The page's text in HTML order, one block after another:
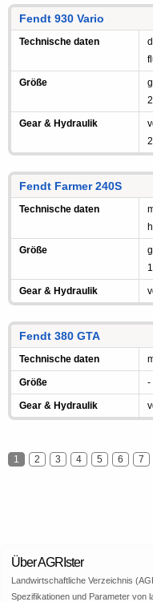
Fendt 930 Vario
Technische daten
Größe
Gear & Hydraulik
Fendt Farmer 240S
Technische daten
Größe
Gear & Hydraulik
Fendt 380 GTA
Technische daten
Größe -
Gear & Hydraulik
1 2 3 4 5 6 7
Über AGRIster
Landwirtschaftliche Verzeichnis
Spezifikationen und Parameter von